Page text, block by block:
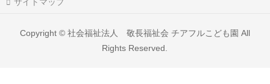
Copyright © 社会福祉法人 敬長福祉会 チアフルこども園 All
Rights Reserved.